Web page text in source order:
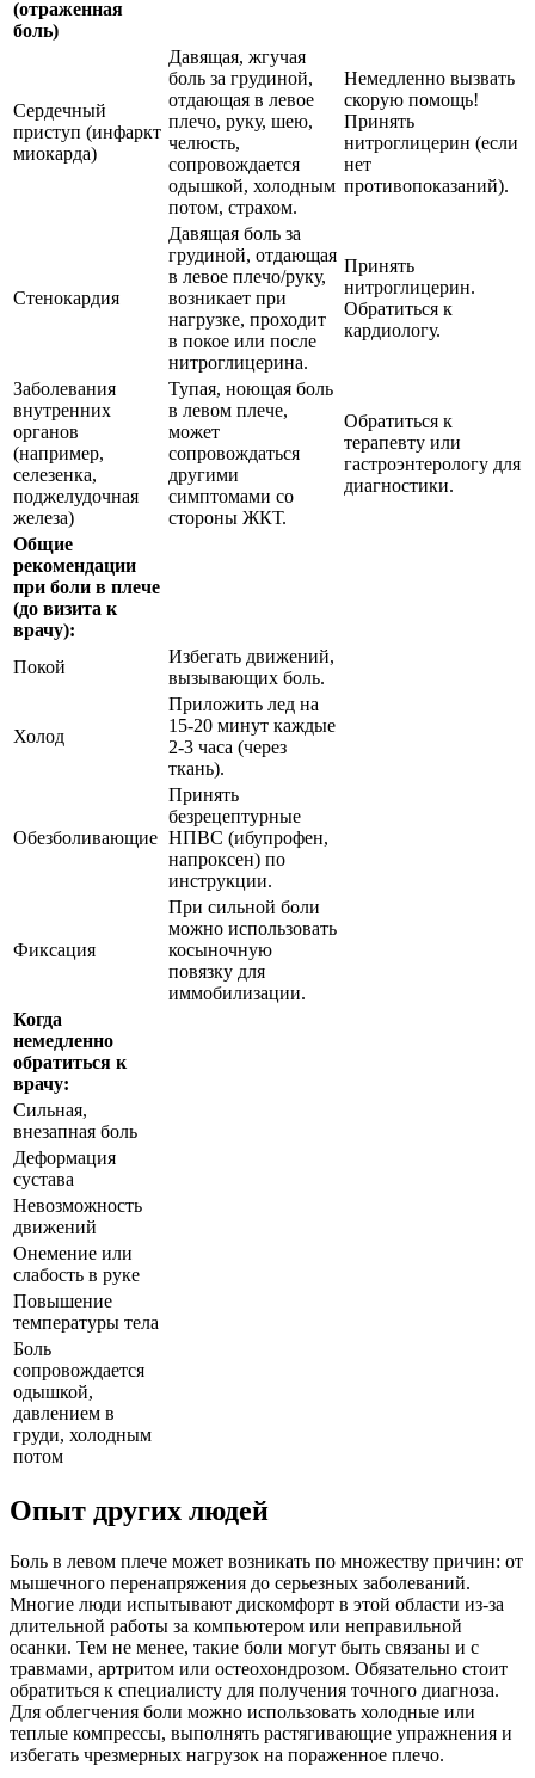
(отраженная
боль)
Сердечный
приступ (инфаркт
миокарда)
Давящая, жгучая
боль за грудиной,
отдающая в левое
плечо, руку, шею,
челюсть,
сопровождается
одышкой, холодным
потом, страхом.
Немедленно вызвать
скорую помощь!
Принять
нитроглицерин (если
нет
противопоказаний).
Стенокардия
Давящая боль за
грудиной, отдающая
в левое плечо/руку,
возникает при
нагрузке, проходит
в покое или после
нитроглицерина.
Принять
нитроглицерин.
Обратиться к
кардиологу.
Заболевания
внутренних
органов
(например,
селезенка,
поджелудочная
железа)
Тупая, ноющая боль
в левом плече,
может
сопровождаться
другими
симптомами со
стороны ЖКТ.
Обратиться к
терапевту или
гастроэнтерологу для
диагностики.
Общие
рекомендации
при боли в плече
(до визита к
врачу):
Покой
Избегать движений,
вызывающих боль.
Холод
Приложить лед на
15-20 минут каждые
2-3 часа (через
ткань).
Обезболивающие
Принять
безрецептурные
НПВС (ибупрофен,
напроксен) по
инструкции.
Фиксация
При сильной боли
можно использовать
косыночную
повязку для
иммобилизации.
Когда
немедленно
обратиться к
врачу:
Сильная,
внезапная боль
Деформация
сустава
Невозможность
движений
Онемение или
слабость в руке
Повышение
температуры тела
Боль
сопровождается
одышкой,
давлением в
груди, холодным
потом
Опыт других людей
Боль в левом плече может возникать по множеству причин: от
мышечного перенапряжения до серьезных заболеваний.
Многие люди испытывают дискомфорт в этой области из-за
длительной работы за компьютером или неправильной
осанки. Тем не менее, такие боли могут быть связаны и с
травмами, артритом или остеохондрозом. Обязательно стоит
обратиться к специалисту для получения точного диагноза.
Для облегчения боли можно использовать холодные или
теплые компрессы, выполнять растягивающие упражнения и
избегать чрезмерных нагрузок на пораженное плечо.